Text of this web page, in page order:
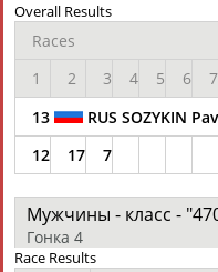
Камалудин
АБДУЛДАУДОВ
ЕЩЁ
Overall Results
Races
1
2 3 4 5 6 7
13
RUS SOZYKIN
12
17 7
Мужчины - класс -
Гонка 4
Race Results